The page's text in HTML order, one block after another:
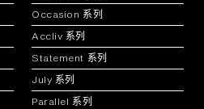
Occasion 系列
Accliv 系列
Statement 系列
July 系列
Parallel 系列